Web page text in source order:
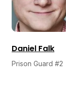
Daniel Falk
Prison Guard #2